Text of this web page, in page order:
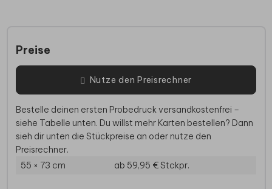
Preise
Nutze den Preisrechner
Bestelle deinen ersten Probedruck versandkostenfrei –
siehe Tabelle unten. Du willst mehr Karten bestellen? Dann
sieh dir unten die Stückpreise an oder nutze den
Preisrechner.
55 × 73 cm
ab 59,95 €Stckpr.